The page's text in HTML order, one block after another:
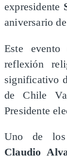
expresidente
aniversario
Este
reflexión
significativo
de Chile
Presidente
Uno de los
Claudio